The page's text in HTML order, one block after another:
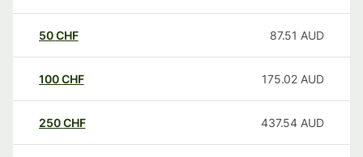
50CHF 87.51 AUD
100CHF 175.02 AUD
250CHF 437.54 AUD